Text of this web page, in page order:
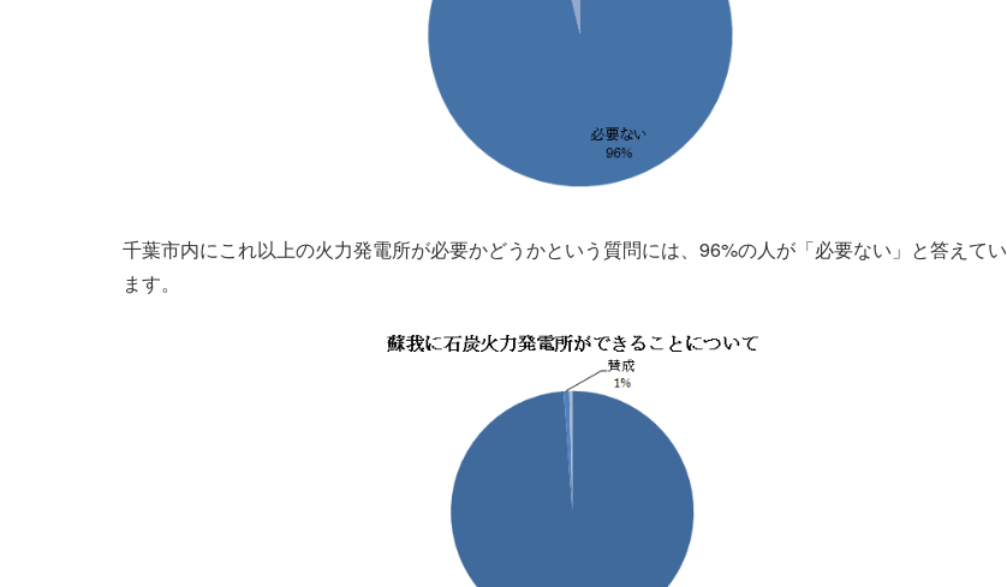
千葉市内にこれ以上の火力発電所が必要かどうかという質問には、96%の人が「必要ない」と答えてい
ます。